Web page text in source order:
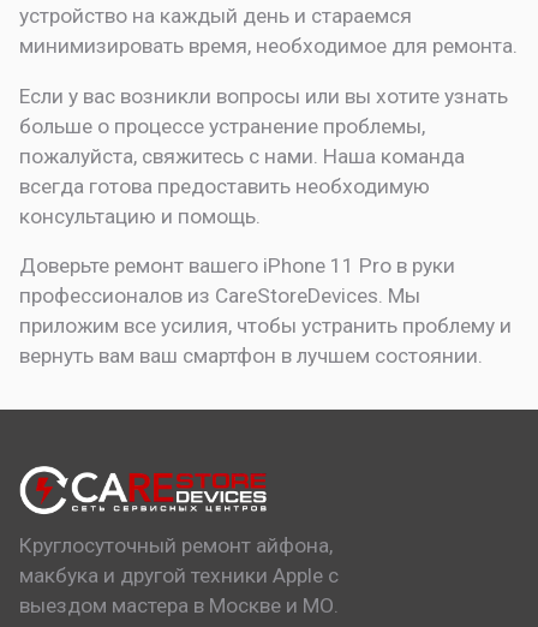
устройство на каждый день и стараемся
минимизировать время, необходимое для ремонта.
Если у вас возникли вопросы или вы хотите узнать
больше о процессе устранение проблемы,
пожалуйста, свяжитесь с нами. Наша команда
всегда готова предоставить необходимую
консультацию и помощь.
Доверьте ремонт вашего iPhone 11 Pro в руки
профессионалов из CareStoreDevices. Мы
приложим все усилия, чтобы устранить проблему и
вернуть вам ваш смартфон в лучшем состоянии.
Круглосуточный ремонт айфона,
макбука и другой техники Apple с
выездом мастера в Москве и МО.